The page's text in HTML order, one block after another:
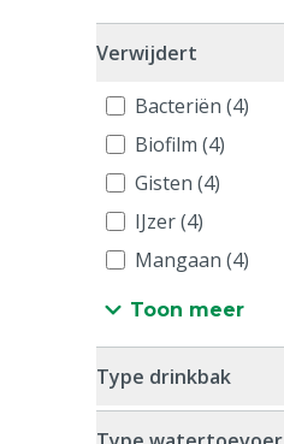
Verwijdert
Bacteriën (4)
Biofilm (4)
Gisten (4)
IJzer (4)
Mangaan (4)
Toon meer
Type drinkbak